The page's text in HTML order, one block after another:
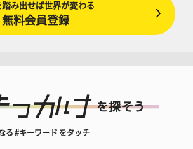
踏み出せば世界が変わる
無料会員登録
る #キーワード をタッチ